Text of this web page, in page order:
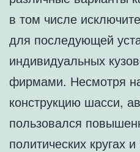
в том числе
для последующей
индивидуальных
фирмами. Несмотря
конструкцию шасси,
пользовался
политических кругах